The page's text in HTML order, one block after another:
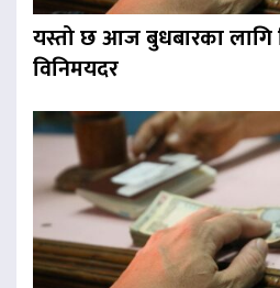
यस्तो छ आज बुधबारका लागि
विनिमयदर